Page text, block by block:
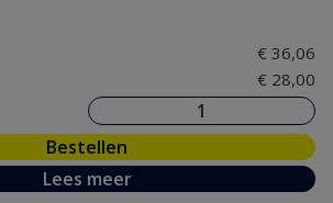
€ 36,06
€ 28,00
Bestellen
Lees meer